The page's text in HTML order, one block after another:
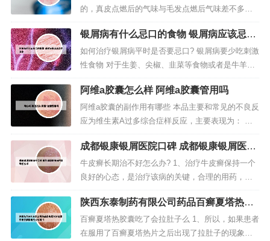
的，真皮点燃后的气味与毛发点燃后气味差不多，
燃烧后不结疙瘩，用手指能捏成粉磨；假皮点燃后
发出刺鼻的气味，燃烧后结成疙瘩。头层牛皮头层
牛皮有明显的皮革花纹，毛孔，柔软舒适有质感，
但是并不是很光亮。通常头层牛皮会被加工成“荔枝
纹”，此类产品是牛皮中的上品。肉...
银屑病有什么忌口的食物 银屑病应该忌口
的食物
如何治疗银屑病平时是否要忌口? 银屑病要少吃刺激
性食物 对于生姜、尖椒、韭菜等食物或者是牛羊肉
等食物最好不要吃，银屑病属于一种顽固性的皮肤
疾病，也被称为牛皮癣，同时牛皮癣患者还要忌喝
饮料、绿豆汤、咖啡，吃冷饮等。银屑病基本上是
无法摆脱的。你好，银屑病患者的饮食的主要原则
是：忌酒、忌海鲜、忌辛辣。银屑...
阿维a胶囊怎么样 阿维a胶囊管用吗
阿维a胶囊的副作用有哪些 本品主要和常见的不良反
应为维生素A过多综合症样反应，主要表现为： 皮
肤：瘙痒、感觉过敏、光过敏、红斑、干燥、鳞
屑、甲沟炎等。 粘膜：唇炎、鼻炎、口干等。 眼：
眼干燥、结膜炎等。本品主要和常见的不良反应为
维生素A过多综合症样反应，主要表现为：皮肤：瘙
痒、感觉过敏、光过敏、红斑...
成都银康银屑医院口碑 成都银康银屑医院
口碑怎么样
牛皮癣长期治不好怎么办? 1、治疗牛皮癣保持一个
良好的心态，是治疗该病的关键，合理的用药，还
是可以降低其复发几率的。用药时应注意：不可片
面追求近期疗效。西医治疗虽然快捷，但是容易复
发。选用中医治疗比较好。2、病情分析：外用药物
治疗；目前市面上这类药物很多，大多以激素类为
陕西东泰制药有限公司药品百癣夏塔热胶
囊 东泰百癣夏塔热片说明书
百癣夏塔热胶囊吃了会拉肚子么 1、所以，如果患者
在服用了百癣夏塔热片之后出现了拉肚子的现象，